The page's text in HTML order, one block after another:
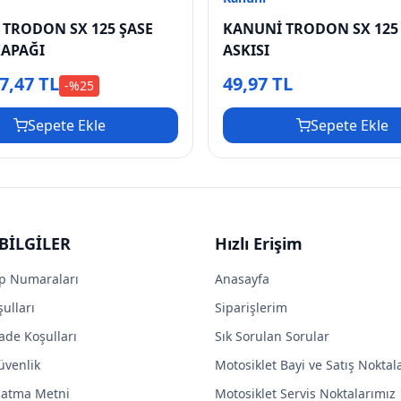
SX 125 ŞASE
TL -%25
Sepete Ekle
KANUNİ TRODON SX
ASKISI
49,97 TL
Sepete Ekle
Numaraları
Koşulları
Metni
Hızlı Erişim
Anasayfa
Siparişlerim
Sık Sorulan Sorular
Motosiklet Bayi ve Satış
Motosiklet Servis Noktalarımız